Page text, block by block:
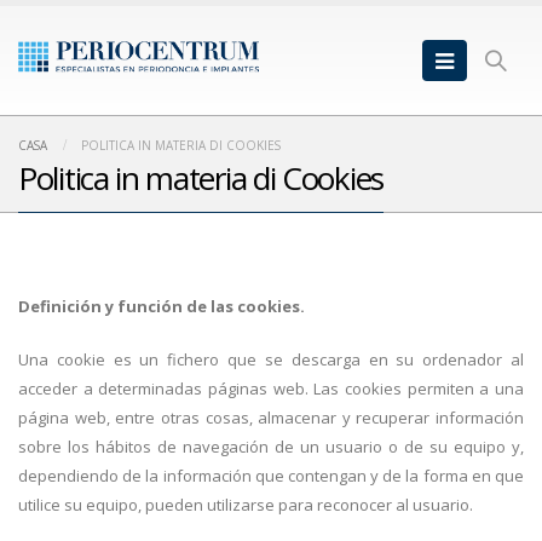
CASA POLITICA IN MATERIA DI COOKIES
Politica in materia di Cookies
Definición y función de las cookies.
Una cookie es un fichero que se descarga en su ordenador al
acceder a determinadas páginas web. Las cookies permiten a una
página web, entre otras cosas, almacenar y recuperar información
sobre los hábitos de navegación de un usuario o de su equipo y,
dependiendo de la información que contengan y de la forma en que
utilice su equipo, pueden utilizarse para reconocer al usuario.